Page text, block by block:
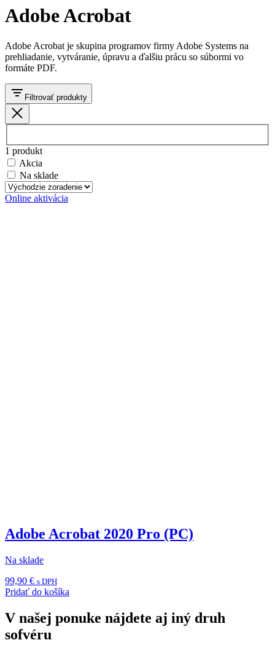
Adobe Acrobat
Adobe Acrobat je skupina programov firmy Adobe Systems na
prehliadanie, vytváranie, úpravu a ďalšiu prácu so súbormi vo
formáte PDF.
Filtrovať produkty
Zavrieť
produktov
podľa
1 produkt
Akcia
Na sklade
Zoradenie
Online aktivácia
Adobe Acrobat 2020 Pro (PC)
Na sklade
99,90 € s DPH
Pridať do košíka
V našej ponuke nájdete aj iný druh
sofvéru